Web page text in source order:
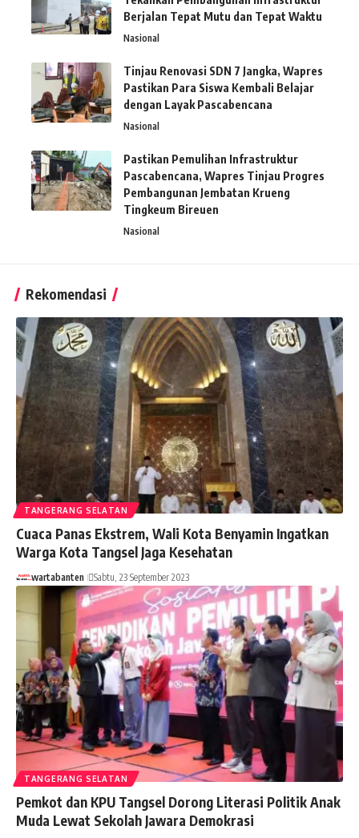
Berjalan Tepat Mutu dan Tepat Waktu
Nasional
Tinjau Renovasi SDN 7 Jangka, Wapres
Pastikan Para Siswa Kembali Belajar
dengan Layak Pascabencana
Nasional
Pastikan Pemulihan Infrastruktur
Pascabencana, Wapres Tinjau Progres
Pembangunan Jembatan Krueng
Tingkeum Bireuen
Nasional
Rekomendasi
TANGERANG SELATAN
Cuaca Panas Ekstrem, Wali Kota Benyamin Ingatkan
Warga Kota Tangsel Jaga Kesehatan
wartabanten Sabtu, 23 September 2023
TANGERANG SELATAN
Pemkot dan KPU Tangsel Dorong Literasi Politik Anak
Muda Lewat Sekolah Jawara Demokrasi